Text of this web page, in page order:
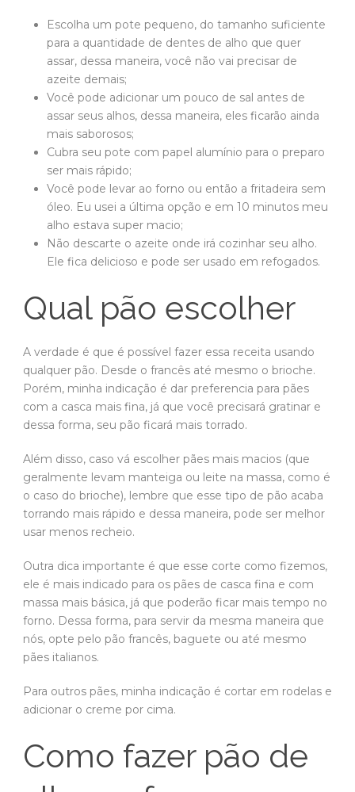
Escolha um pote pequeno, do tamanho suficiente
para a quantidade de dentes de alho que quer
assar, dessa maneira, você não vai precisar de
azeite demais;
Você pode adicionar um pouco de sal antes de
assar seus alhos, dessa maneira, eles ficarão ainda
mais saborosos;
Cubra seu pote com papel alumínio para o preparo
ser mais rápido;
Você pode levar ao forno ou então a fritadeira sem
óleo. Eu usei a última opção e em 10 minutos meu
alho estava super macio;
Não descarte o azeite onde irá cozinhar seu alho.
Ele fica delicioso e pode ser usado em refogados.
Qual pão escolher
A verdade é que é possível fazer essa receita usando
qualquer pão. Desde o francês até mesmo o brioche.
Porém, minha indicação é dar preferencia para pães
com a casca mais fina, já que você precisará gratinar e
dessa forma, seu pão ficará mais torrado.
Além disso, caso vá escolher pães mais macios (que
geralmente levam manteiga ou leite na massa, como é
o caso do brioche), lembre que esse tipo de pão acaba
torrando mais rápido e dessa maneira, pode ser melhor
usar menos recheio.
Outra dica importante é que esse corte como fizemos,
ele é mais indicado para os pães de casca fina e com
massa mais básica, já que poderão ficar mais tempo no
forno. Dessa forma, para servir da mesma maneira que
nós, opte pelo pão francês, baguete ou até mesmo
pães italianos.
Para outros pães, minha indicação é cortar em rodelas e
adicionar o creme por cima.
Como fazer pão de